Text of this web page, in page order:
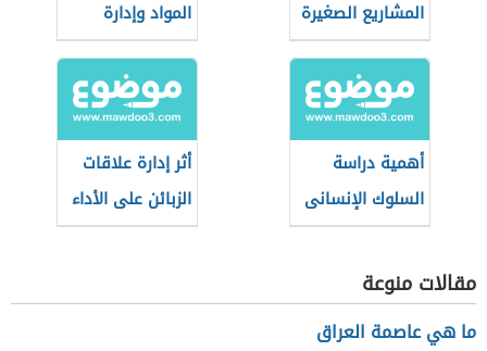
المشاريع الصغيرة
المواد وإدارة
الإنتاج
أهمية دراسة
السلوك الإنسانى
بالنسبة للإدارة
أثر إدارة علاقات
الزبائن على الأداء
التسويقي
مقالات منوعة
ما هي عاصمة العراق